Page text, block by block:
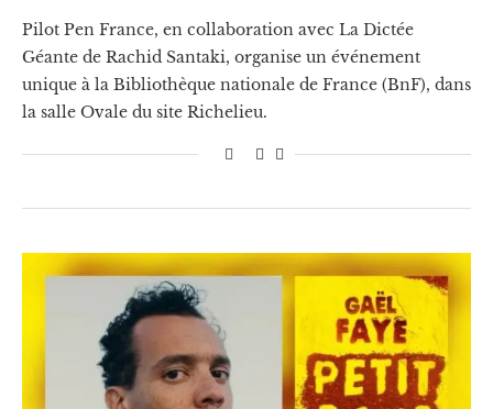
Pilot Pen France, en collaboration avec La Dictée
Géante de Rachid Santaki, organise un événement
unique à la Bibliothèque nationale de France (BnF), dans
la salle Ovale du site Richelieu.